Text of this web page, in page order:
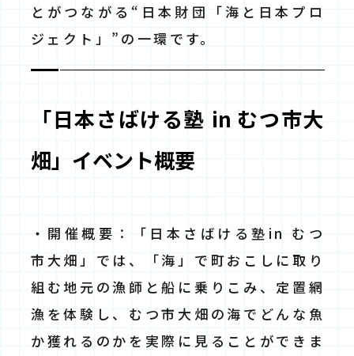
とがつながる“日本財団「海と日本プロ
ジェクト」”の一環です。
「日本さばける塾 in むつ市大
畑」イベント概要
・開催概要：「日本さばける塾in むつ
市大畑」では、「海」で町おこしに取り
組む地元の漁師と船に乗りこみ、定置網
漁を体験し、むつ市大畑の海でどんな魚
か獲れるのかを実際に見ることができま